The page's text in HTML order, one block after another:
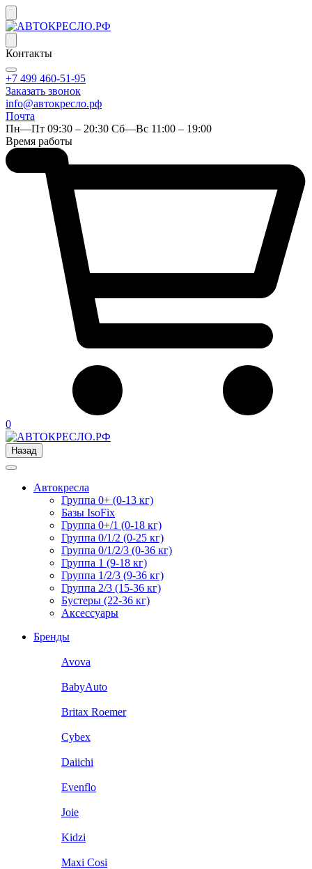
Контакты
+7 499 460-51-95
Заказать звонок
info@автокресло.рф
Почта
Пн—Пт 09:30 – 20:30 Сб—Вс 11:00 – 19:00
Время работы
0
Назад
Автокресла
Группа 0+ (0-13 кг)
Базы IsoFix
Группа 0+/1 (0-18 кг)
Группа 0/1/2 (0-25 кг)
Группа 0/1/2/3 (0-36 кг)
Группа 1 (9-18 кг)
Группа 1/2/3 (9-36 кг)
Группа 2/3 (15-36 кг)
Бустеры (22-36 кг)
Аксессуары
Бренды
Avova
BabyAuto
Britax Roemer
Cybex
Daiichi
Evenflo
Joie
Kidzi
Maxi Cosi